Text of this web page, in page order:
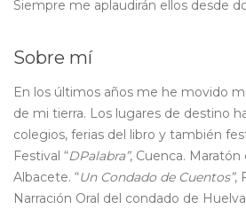
Siempre me aplaudirán ellos desde
Sobre mí
En los últimos años me he movido
de mi tierra. Los lugares de destino
colegios, ferias del libro y también
Festival “DPalabra”, Cuenca. Maratón
Albacete. “Un Condado de Cuentos”,
Narración Oral del condado de